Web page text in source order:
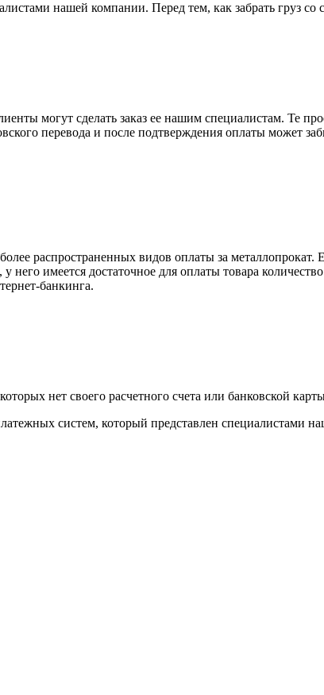
нашей компании. Перед тем, как забрать груз со
могут сделать заказ ее нашим специалистам. Те
перевода и после подтверждения оплаты может
распространенных видов оплаты за металлопрокат.
него имеется достаточное для оплаты товара
банкинга.
нет своего расчетного счета или банковской
систем, который представлен специалистами